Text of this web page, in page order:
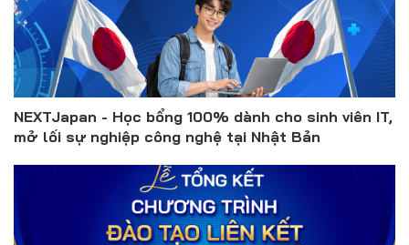
NEXTJapan - Học bổng 100% dành cho sinh viên IT,
mở lối sự nghiệp công nghệ tại Nhật Bản